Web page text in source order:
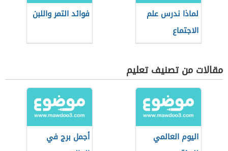
لماذا ندرس علم
الاجتماع
فوائد التمر واللبن
مقالات من تصنيف تعليم
اليوم العالمي
أجمل برج في